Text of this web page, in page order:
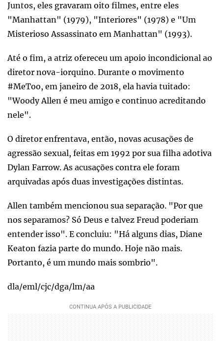
Juntos, eles gravaram oito filmes, entre eles
"Manhattan" (1979), "Interiores" (1978) e "Um
Misterioso Assassinato em Manhattan" (1993).
Até o fim, a atriz ofereceu um apoio incondicional ao
diretor nova-iorquino. Durante o movimento
#MeToo, em janeiro de 2018, ela havia tuitado:
"Woody Allen é meu amigo e continuo acreditando
nele".
O diretor enfrentava, então, novas acusações de
agressão sexual, feitas em 1992 por sua filha adotiva
Dylan Farrow. As acusações contra ele foram
arquivadas após duas investigações distintas.
Allen também mencionou sua separação. "Por que
nos separamos? Só Deus e talvez Freud poderiam
entender isso". E concluiu: "Há alguns dias, Diane
Keaton fazia parte do mundo. Hoje não mais.
Portanto, é um mundo mais sombrio".
dla/eml/cjc/dga/lm/aa